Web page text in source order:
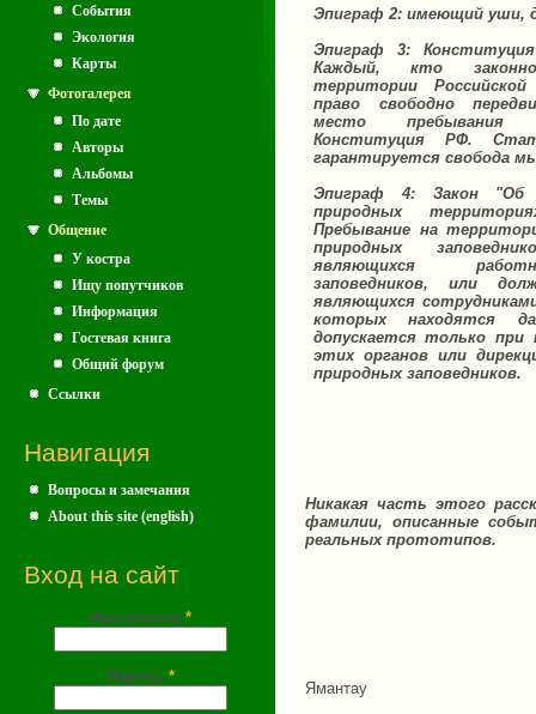
События
Экология
Карты
Фотогалерея
По дате
Авторы
Альбомы
Темы
Общение
У костра
Ищу попутчиков
Информация
Гостевая книга
Общий форум
Ссылки
Навигация
Вопросы и замечания
About this site (english)
Вход на сайт
Имя (почта) *
Пароль *
Эпиграф 2: имеющий уши,
Эпиграф 3:
Каждый, кто
территории
право свободно
место
Конституция РФ.
гарантируется свобода
Эпиграф 4: Закон "Об
природных
Пребывание на
природных
являющихся
заповедников, или
являющихся
которых находятся
допускается только при
этих органов или
природных заповедников.
Никакая часть этого
фамилии, описанные
реальных прототипов.
Ямантау